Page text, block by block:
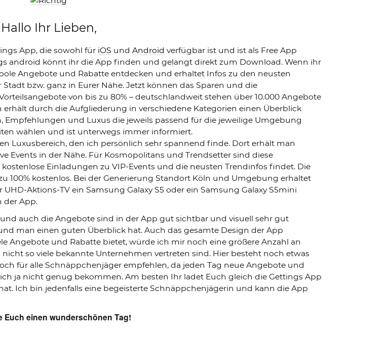
Hallo Ihr Lieben,
App, die sowohl für iOS und Android verfügbar ist und ist als Free App
android könnt ihr die App finden und gelangt direkt zum Download. Wenn ihr
Angebote und Rabatte entdecken und erhaltet Infos zu den neusten
bzw. ganz in Eurer Nähe. Jetzt können das Sparen und die
von bis zu 80% – deutschlandweit stehen über 10.000 Angebote
durch die Aufgliederung in verschiedene Kategorien einen Überblick
Empfehlungen und Luxus die jeweils passend für die jeweilige Umgebung
wählen und ist unterwegs immer informiert.
Luxusbereich, den ich persönlich sehr spannend finde. Dort erhält man
Events in der Nähe. Für Kosmopolitans und Trendsetter sind diese
Einladungen zu VIP-Events und die neusten Trendinfos findet. Die
100% kostenlos. Bei der Generierung Standort Köln und Umgebung erhaltet
Aktions-TV ein Samsung Galaxy S5 oder ein Samsung Galaxy S5mini
der App.
auch die Angebote sind in der App gut sichtbar und visuell sehr gut
man einen guten Überblick hat. Auch das gesamte Design der App
Angebote und Rabatte bietet, würde ich mir noch eine größere Anzahl an
so viele bekannte Unternehmen vertreten sind. Hier besteht noch etwas
für alle Schnäppchenjäger empfehlen, da jeden Tag neue Angebote und
ja nicht genug bekommen. Am besten Ihr ladet Euch gleich die Gettings App
Ich bin jedenfalls eine begeisterte Schnäppchenjägerin und kann die App
Euch einen wunderschönen Tag!